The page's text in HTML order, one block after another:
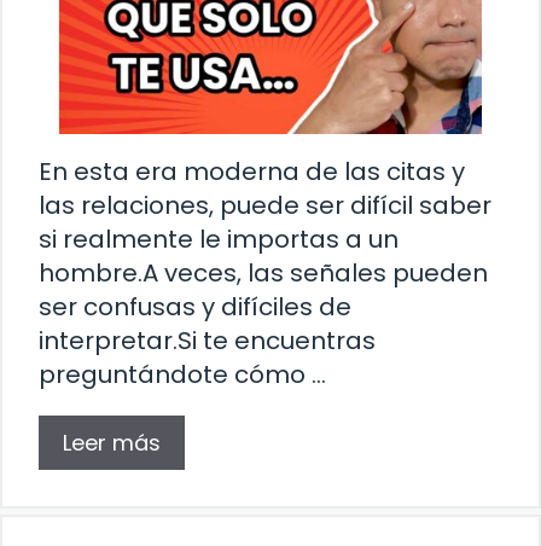
En esta era moderna de las citas y
las relaciones, puede ser difícil saber
si realmente le importas a un
hombre.A veces, las señales pueden
ser confusas y difíciles de
interpretar.Si te encuentras
preguntándote cómo …
Leer más